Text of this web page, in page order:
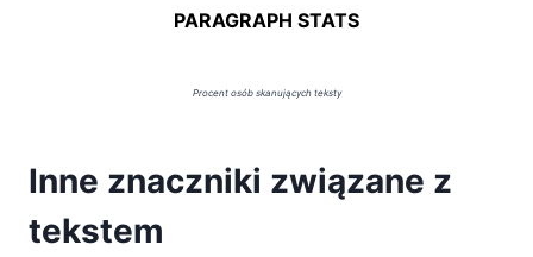
PARAGRAPH STATS
Procent osób skanujących teksty
Inne znaczniki związane z
tekstem